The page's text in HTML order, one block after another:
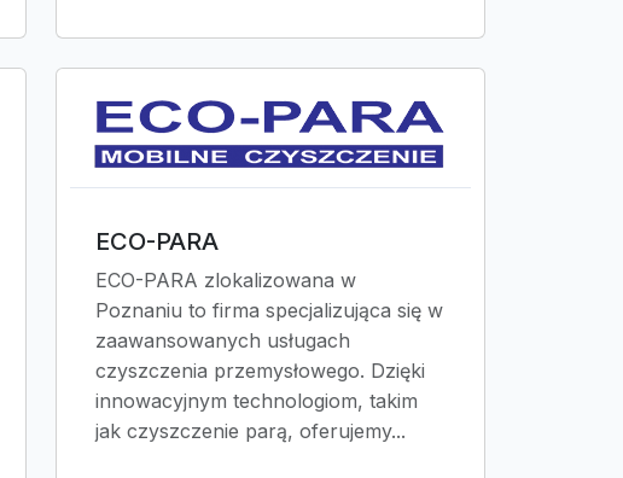
ECO-PARA
ECO-PARA zlokalizowana w
Poznaniu to firma specjalizująca się w
zaawansowanych usługach
czyszczenia przemysłowego. Dzięki
innowacyjnym technologiom, takim
jak czyszczenie parą, oferujemy...